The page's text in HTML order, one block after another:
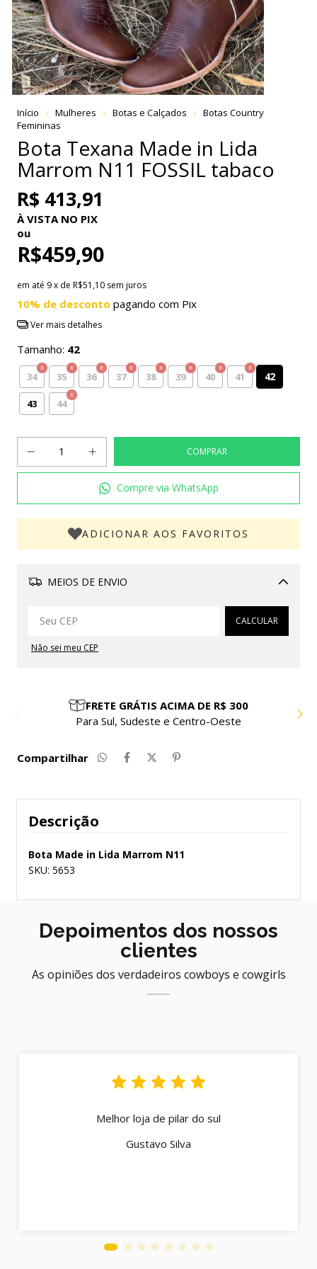
Início Mulheres Botas e Calçados
Botas Country
Femininas
Bota Texana Made in Lida
Marrom N11 FOSSIL tabaco
R$ 413,91
À VISTA NO PIX
ou
R$459,90
em até 9x de R$51,10 sem juros
10% de desconto pagando com Pix
Ver mais detalhes
Tamanho: 42
34 35 36 37 38 39 40 41 42
43 44
Compre via WhatsApp
ADICIONAR AOS FAVORITOS
MEIOS DE ENVIO
Alterar CEP
CALCULAR
Não sei meu CEP
PARCELE EM ATÉ 10X SEM JUROS
Compre com facilidade e segurança
Compartilhar
Descrição
Bota Made in Lida Marrom N11
SKU: 5653
Depoimentos dos nossos
clientes
As opiniões dos verdadeiros cowboys e cowgirls
Melhor loja de pilar do sul
Gustavo Silva